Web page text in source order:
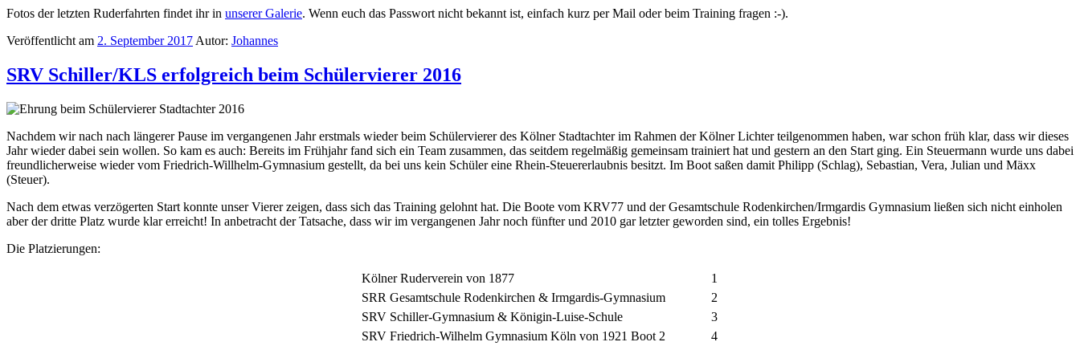
Fotos der letzten Ruderfahrten findet ihr in unserer Galerie. Wenn euch das Passwort nicht bekannt ist, einfach kurz per Mail oder beim Training fragen :-).
Veröffentlicht am 2. September 2017 Autor: Johannes
SRV Schiller/KLS erfolgreich beim Schülervierer 2016
Nachdem wir nach nach längerer Pause im vergangenen Jahr erstmals wieder beim Schülervierer des Kölner Stadtachter im Rahmen der Kölner Lichter teilgenommen haben, war schon früh klar, dass wir dieses
Jahr wieder dabei sein wollen. So kam es auch: Bereits im Frühjahr fand sich ein Team zusammen, das seitdem regelmäßig gemeinsam trainiert hat und gestern an den Start ging. Ein Steuermann wurde uns dabei
freundlicherweise wieder vom Friedrich-Willhelm-Gymnasium gestellt, da bei uns kein Schüler eine Rhein-Steuererlaubnis besitzt. Im Boot saßen damit Philipp (Schlag), Sebastian, Vera, Julian und Mäxx
(Steuer).
Nach dem etwas verzögerten Start konnte unser Vierer zeigen, dass sich das Training gelohnt hat. Die Boote vom KRV77 und der Gesamtschule Rodenkirchen/Irmgardis Gymnasium ließen sich nicht einholen
aber der dritte Platz wurde klar erreicht! In anbetracht der Tatsache, dass wir im vergangenen Jahr noch fünfter und 2010 gar letzter geworden sind, ein tolles Ergebnis!
Die Platzierungen:
Kölner Ruderverein von 1877
1
SRR Gesamtschule Rodenkirchen & Irmgardis-Gymnasium
2
SRV Schiller-Gymnasium & Königin-Luise-Schule
3
SRV Friedrich-Wilhelm Gymnasium Köln von 1921 Boot 2
4